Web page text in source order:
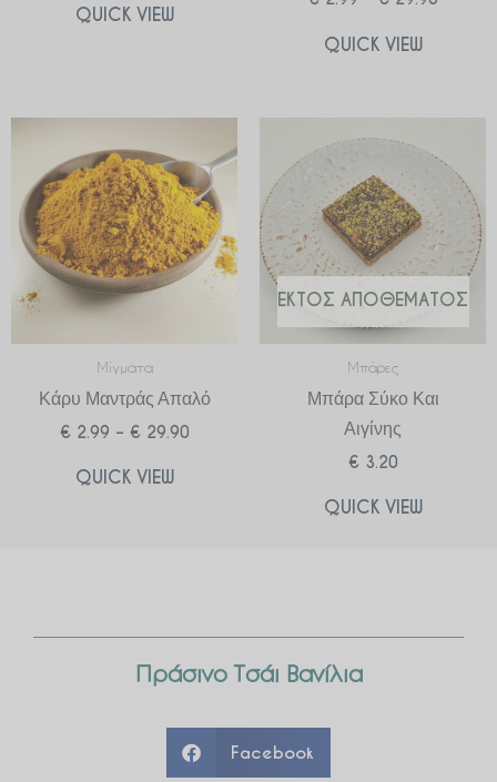
QUICK VIEW
QUICK VIEW
Μίγματα
Κάρυ Μαντράς Απαλό
€ 2.99 – € 29.90
range:
€ 2.99
through
€ 29.90
QUICK VIEW
ΕΚΤΌΣ ΑΠΟΘΈΜΑΤΟΣ
Μπάρες
Μπάρα Σύκο Και
Αιγίνης
€ 3.20
QUICK VIEW
Πράσινο Τσάι Βανίλια
Facebook